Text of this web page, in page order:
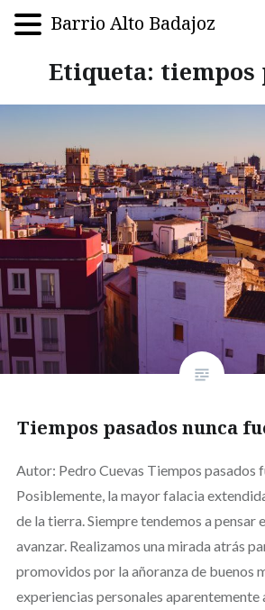
Etiqueta: tiempos
Tiempos pasados nunca
Autor: Pedro Cuevas Tiempos pasados
Posiblemente, la mayor falacia
de la tierra. Siempre tendemos a pensar
avanzar. Realizamos una mirada atrás
promovidos por la añoranza de buenos
experiencias personales aparentemente
Barrio Alto Badajoz